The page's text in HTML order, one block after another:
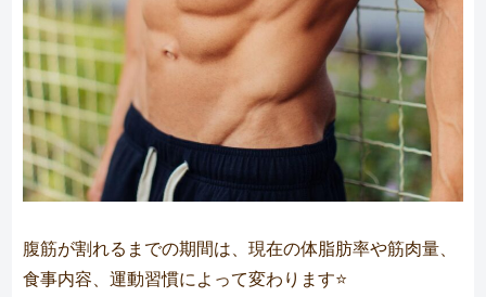
腹筋が割れるまでの期間は、現在の体脂肪率や筋肉量、
食事内容、運動習慣によって変わります⭐️